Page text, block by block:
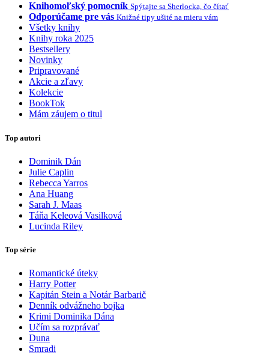
Knihomoľský pomocník Spýtajte sa Sherlocka, čo čítať
Odporúčame pre vás Knižné tipy ušité na mieru vám
Všetky knihy
Knihy roka 2025
Bestsellery
Novinky
Pripravované
Akcie a zľavy
Kolekcie
BookTok
Mám záujem o titul
Top autori
Dominik Dán
Julie Caplin
Rebecca Yarros
Ana Huang
Sarah J. Maas
Táňa Keleová Vasilková
Lucinda Riley
Top série
Romantické úteky
Harry Potter
Kapitán Stein a Notár Barbarič
Denník odvážneho bojka
Krimi Dominika Dána
Učím sa rozprávať
Duna
Smradi